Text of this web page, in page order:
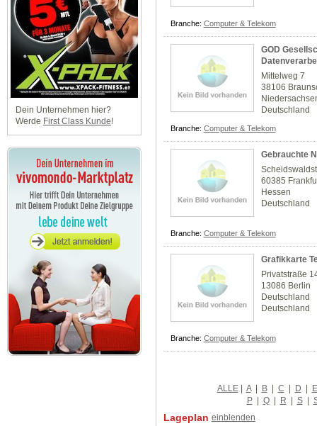
Dein Unternehmen hier?
Werde First Class Kunde!
Branche: Computer & Telekom
GOD
Mittelweg 7
38106
Deutschland
Branche: Computer & Telekom
Gebrauchte
60385
Hessen
Deutschland
Branche: Computer & Telekom
Grafikkarte
Privatstraße
13086 Berlin
Deutschland
Deutschland
Branche: Computer & Telekom
ALLE| A | B | C | D | E
P | Q | R | S |
Lageplan einblenden